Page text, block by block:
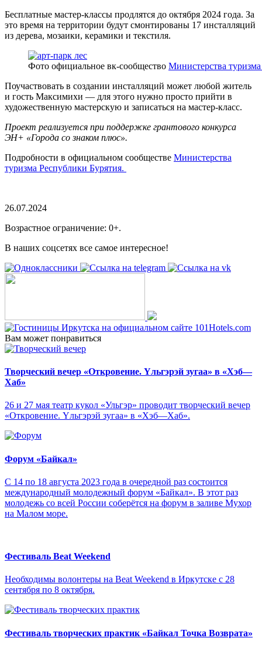
Бесплатные мастер-классы продлятся до октября 2024 года. За
это время на территории будут смонтированы 17 инсталляций
из дерева, мозаики, керамики и текстиля.
Фото официальное вк-сообщество Министерства
Поучаствовать в создании инсталляций может любой житель
и гость Максимихи — для этого нужно просто прийти в
художественную мастерскую и записаться на мастер-класс.
Проект реализуется при поддержке грантового конкурса
ЭН+ «Города со знаком плюс».
Подробности в официальном сообществе Министерства
туризма Республики Бурятия.
26.07.2024
Возрастное ограничение: 0+.
В наших соцсетях все самое интересное!
Вам может понравиться
Творческий вечер «Откровение. Yльгэрэй зугаа» в «Хэб—
Хаб»
26 и 27 мая театр кукол «Ульгэр» проводит творческий вечер
«Откровение. Yльгэрэй зугаа» в «Хэб—Хаб».
Форум «Байкал»
С 14 по 18 августа 2023 года в очередной раз состоится
международный молодежный форум «Байкал». В этот раз
молодежь со всей России соберётся на форум в заливе Мухор
на Малом море.
Фестиваль Beat Weekend
Необходимы волонтеры на Beat Weekend в Иркутске с 28
сентября по 8 октября.
Фестиваль творческих практик «Байкал Точка Возврата»